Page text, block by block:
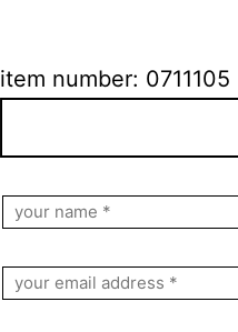
item number: 0711105